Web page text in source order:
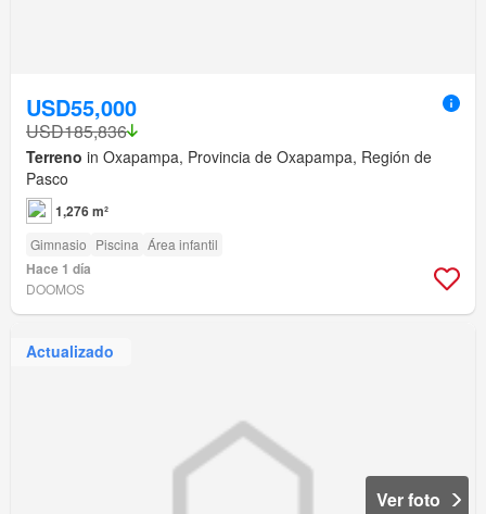
USD55,000
USD185,836
Terreno in Oxapampa, Provincia de Oxapampa, Región de
Pasco
1,276 m²
Gimnasio Piscina Área infantil
Hace 1 día
DOOMOS
Actualizado
Ver foto